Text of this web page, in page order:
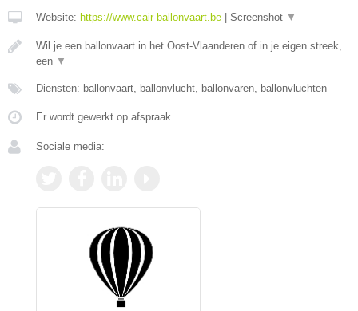
Website: https://www.cair-ballonvaart.be Screenshot ▼
Wil je een ballonvaart in het Oost-Vlaanderen of in je eigen streek,
een ▼
Diensten: ballonvaart, ballonvlucht, ballonvaren, ballonvluchten
Er wordt gewerkt op afspraak.
Sociale media: